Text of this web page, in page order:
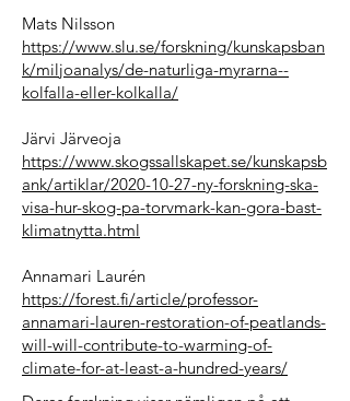
Mats Nilsson
https://www.slu.se/forskning/kunskapsban
k/miljoanalys/de-naturliga-myrarna--
kolfalla-eller-kolkalla/
Järvi Järveoja
https://www.skogssallskapet.se/kunskapsb
ank/artiklar/2020-10-27-ny-forskning-ska-
visa-hur-skog-pa-torvmark-kan-gora-bast-
klimatnytta.html
Annamari Laurén
https://forest.fi/article/professor-
annamari-lauren-restoration-of-peatlands-
will-will-contribute-to-warming-of-
climate-for-at-least-a-hundred-years/